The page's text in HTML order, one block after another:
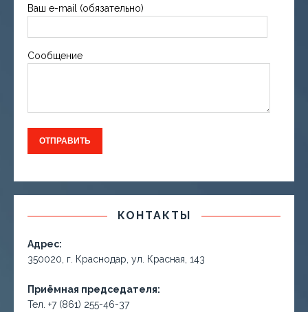
Ваш e-mail (обязательно)
Сообщение
КОНТАКТЫ
Адрес:
350020, г. Краснодар, ул. Красная, 143
Приёмная председателя:
Тел. +7 (861) 255-46-37